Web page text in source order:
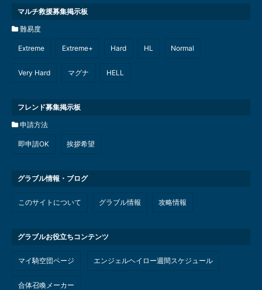
マルチ救援募集掲示板
難易度
Extreme Extreme+ Hard HL Normal
Very Hard マグナ HELL
フレンド募集掲示板
申請方法
即申請OK 挨拶希望
グラブル情報・ブログ
このサイトについて グラブル情報 攻略情報
グラブルお役立ちコンテンツ
マイ騎空団ページ エンジェルヘイロー週間スケジュール
合体召喚メーカー